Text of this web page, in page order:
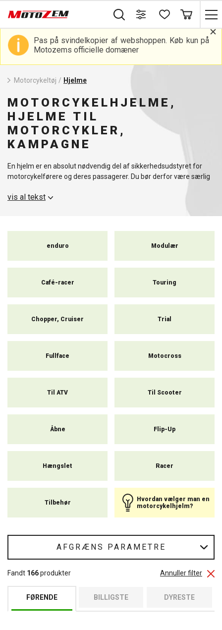
Pas på svindelkopier af webshoppen. Køb kun på
Motozems officielle domæner
Motorcykeltøj / Hjelme
MOTORCYKELHJELME,
HJELME TIL
MOTORCYKLER,
KAMPAGNE
En hjelm er en absolut nødvendig del af sikkerhedsudstyret for
motorcykelførere og deres passagerer. Du bør derfor være særlig
den type motorcykel, du kører på, og vælge den hjelm, der passer
beskyttelsesfunktion, men bliver også et attraktivt modetilbehør til
stilarter, typer, mærker og designs.
vis al tekst
enduro Modulær
Café-racer Touring
Chopper, Cruiser Trial
Fullface Motocross
Til ATV Til Scooter
Åbne Flip-Up
Hængslet Racer
Tilbehør
Hvordan vælger man en
motorcykelhjelm?
AFGRÆNS PARAMETRE
Annuller filter
Fandt 166produkter
FØRENDE BILLIGSTE DYRESTE